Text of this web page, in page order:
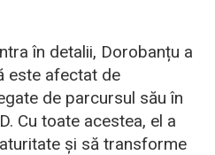
în detalii, Dorobanțu a
este afectat de
de parcursul său în
Cu toate acestea, el a
și să transforme